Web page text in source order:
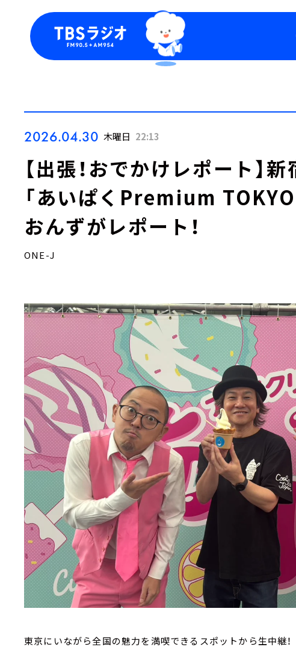
Podcast
2026.04.30 木曜日 22:13
【出張！おでかけレポート】
「あいぱくPremium
おんずがレポート！
ONE-J
東京にいながら全国の魅力を満喫できるスポットから生中継！